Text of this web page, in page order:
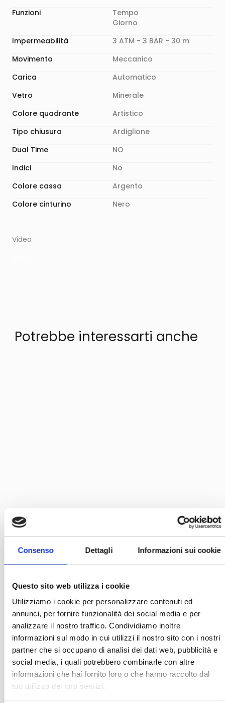
Consenso Dettagli Informazioni sui cookie
Questo sito web utilizza i cookie
Utilizziamo i cookie per personalizzare contenuti ed
annunci, per fornire funzionalità dei social media e per
analizzare il nostro traffico. Condividiamo inoltre
informazioni sul modo in cui utilizzi il nostro sito con i nostri
partner che si occupano di analisi dei dati web, pubblicità e
social media, i quali potrebbero combinarle con altre
informazioni che hai fornito loro o che hanno raccolto dal
tuo utilizzo dei loro servizi.
Funzioni
Tempo
Giorno
Impermeabilità
3 ATM - 3 BAR - 30 m
Movimento
Meccanico
Carica
Automatico
Vetro
Minerale
Colore quadrante
Artistico
Tipo chiusura
Ardiglione
Dual Time
NO
Indici
No
Colore cassa
Argento
Colore cinturino
Nero
Video
Potrebbe interessarti anche